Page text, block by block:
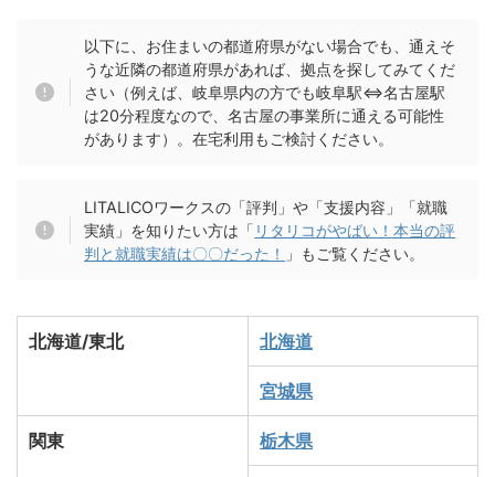
以下に、お住まいの都道府県がない場合でも、通えそ
うな近隣の都道府県があれば、拠点を探してみてくだ
さい（例えば、岐阜県内の方でも岐阜駅⇔名古屋駅
は20分程度なので、名古屋の事業所に通える可能性
があります）。在宅利用もご検討ください。
LITALICOワークスの「評判」や「支援内容」「就職
実績」を知りたい方は「 リタリコがやばい！本当の評
判と就職実績は〇〇だった！
」もご覧ください。
北海道/東北 北海道
宮城県
関東 栃木県